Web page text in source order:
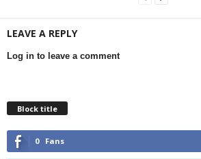
LEAVE A REPLY
Log in to leave a comment
Block title
0 Fans